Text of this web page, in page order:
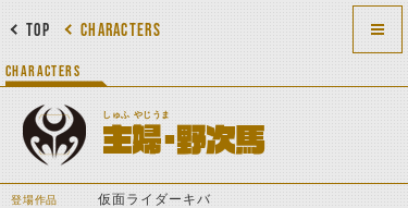
CHARACTERS
TOP
CHARACTERS
しゅふ やじうま
主婦・野次馬
登場作品 仮面ライダーキバ